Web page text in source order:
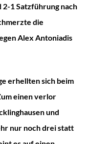
2-1 Satzführung nach
die
Alex Antoniadis
erhellten sich beim
einen verlor
und
nur noch drei statt